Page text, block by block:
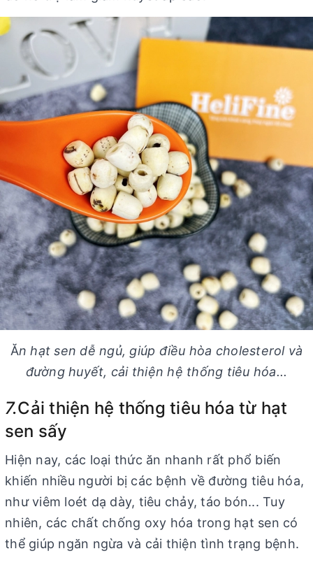
Ăn hạt sen dễ ngủ, giúp điều hòa cholesterol và
đường huyết, cải thiện hệ thống tiêu hóa...
7.Cải thiện hệ thống tiêu hóa từ hạt
sen sấy
Hiện nay, các loại thức ăn nhanh rất phổ biến
khiến nhiều người bị các bệnh về đường tiêu hóa,
như viêm loét dạ dày, tiêu chảy, táo bón... Tuy
nhiên, các chất chống oxy hóa trong hạt sen có
thể giúp ngăn ngừa và cải thiện tình trạng bệnh.